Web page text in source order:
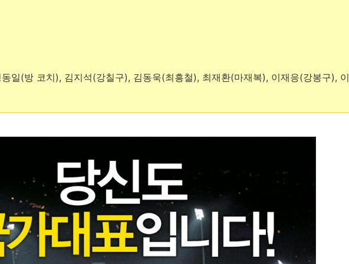
일(방 코치), 김지석(강칠구), 김동욱(최흥철), 최재환(마재복), 이재응(강봉구), 이